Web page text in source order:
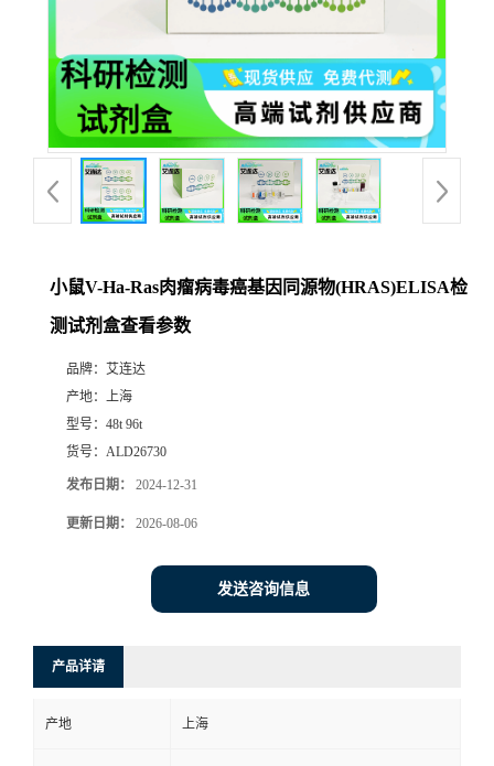
小鼠V-Ha-Ras肉瘤病毒癌基因同源物(HRAS)ELISA检
测试剂盒查看参数
品牌： 艾连达
产地： 上海
型号： 48t 96t
货号： ALD26730
发布日期： 2024-12-31
更新日期： 2026-08-06
发送咨询信息
产品详请
产地 上海